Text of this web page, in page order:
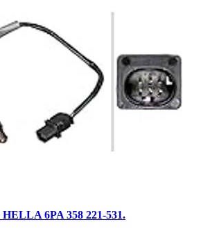
6PA 358 221-531.